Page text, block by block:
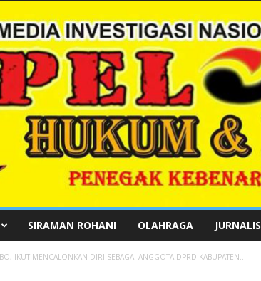
SIRAMAN ROHANI OLAHRAGA JURNALIS
IKUT MENCALONKAN DIRI SEBAGAI ANGGOTA DPRD KABUPATEN...